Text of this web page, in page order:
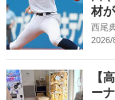
材が
西尾
2026/
【
ー